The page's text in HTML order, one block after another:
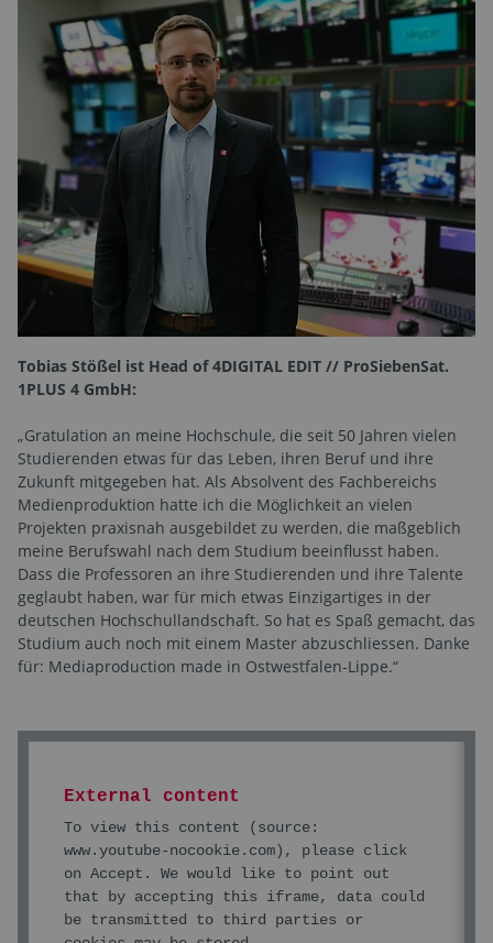
Tobias Stößel ist Head of 4DIGITAL EDIT // ProSiebenSat.
1PLUS 4 GmbH:
„Gratulation an meine Hochschule, die seit 50 Jahren vielen
Studierenden etwas für das Leben, ihren Beruf und ihre
Zukunft mitgegeben hat. Als Absolvent des Fachbereichs
Medienproduktion hatte ich die Möglichkeit an vielen
Projekten praxisnah ausgebildet zu werden, die maßgeblich
meine Berufswahl nach dem Studium beeinflusst haben.
Dass die Professoren an ihre Studierenden und ihre Talente
geglaubt haben, war für mich etwas Einzigartiges in der
deutschen Hochschullandschaft. So hat es Spaß gemacht, das
Studium auch noch mit einem Master abzuschliessen. Danke
für: Mediaproduction made in Ostwestfalen-Lippe.“
External content
To view this content (source:
www.youtube-nocookie.com), please click
on Accept. We would like to point out
that by accepting this iframe, data could
be transmitted to third parties or